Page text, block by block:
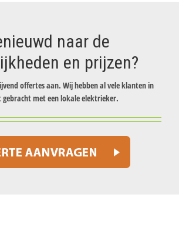
naar de
en prijzen?
offertes aan. Wij hebben al vele klanten in
gebracht met een lokale elektrieker.